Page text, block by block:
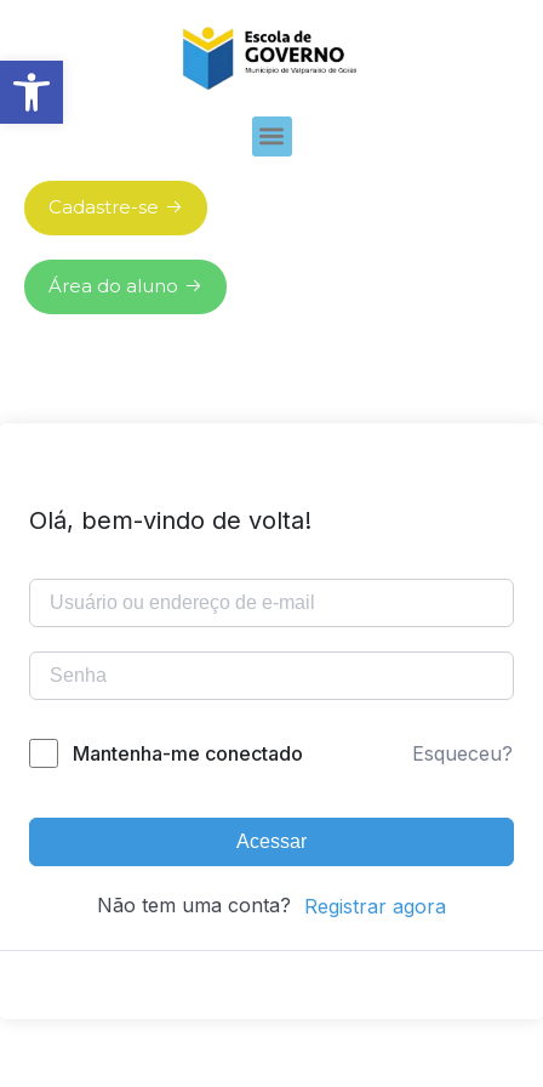
Abrir barra de ferramentas
Cadastre-se
Área do aluno
Olá, bem-vindo de volta!
Mantenha-me conectado Esqueceu?
Acessar
Não tem uma conta? Registrar agora